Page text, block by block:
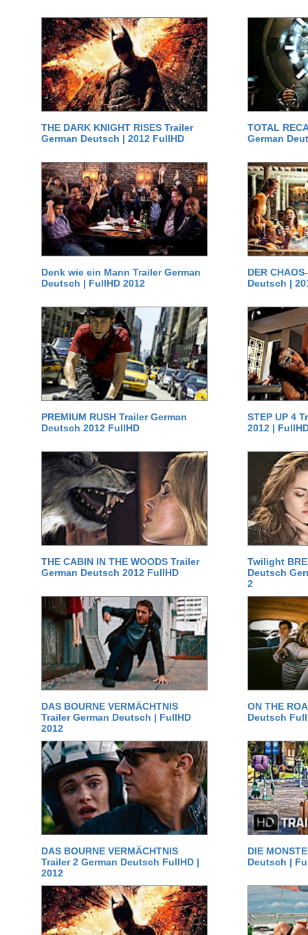
THE DARK KNIGHT RISES Trailer
German Deutsch | 2012 FullHD
TOTAL
German
Denk wie ein Mann Trailer German
Deutsch | FullHD 2012
DER
Deutsch |
PREMIUM RUSH Trailer German
Deutsch 2012 FullHD
STEP UP 4
2012 |
THE CABIN IN THE WOODS Trailer
German Deutsch 2012 FullHD
Twilight
Deutsch
2
DAS BOURNE VERMÄCHTNIS
Trailer German Deutsch | FullHD
2012
ON THE
Deutsch
DAS BOURNE VERMÄCHTNIS
Trailer 2 German Deutsch FullHD |
2012
DIE
Deutsch |